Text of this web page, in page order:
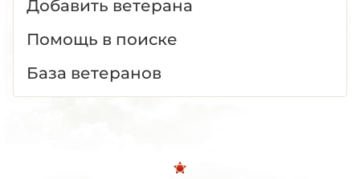
Добавить ветерана
Помощь в поиске
База ветеранов